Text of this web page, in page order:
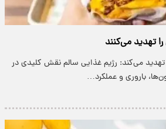
تهدید می‌کنند
تهدید می‌کند: رژیم غذایی سالم نقش کلیدی در
باروری و عملکرد…